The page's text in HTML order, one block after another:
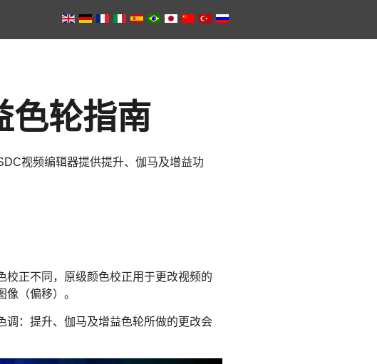
色轮指南
视频编辑器提供提升、伽马及增益功
正不同，原级颜色校正用于更改视频的
（偏移）。
调：提升、伽马及增益色轮所做的更改会